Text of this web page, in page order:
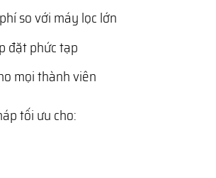
so với máy lọc lớn
đặt phức tạp
mọi thành viên
tối ưu cho: